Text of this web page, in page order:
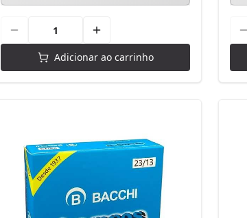
Adicionar ao carrinho